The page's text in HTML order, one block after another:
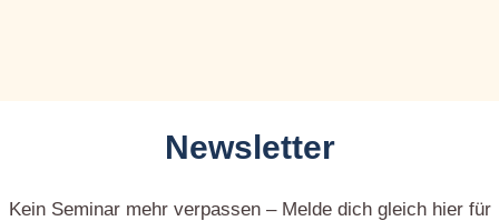
Newsletter
Kein Seminar mehr verpassen – Melde dich gleich hier für